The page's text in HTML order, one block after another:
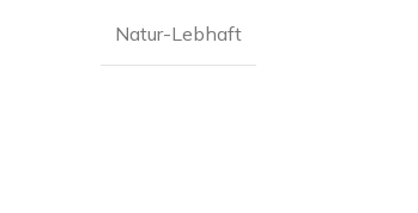
Natur-Lebhaft